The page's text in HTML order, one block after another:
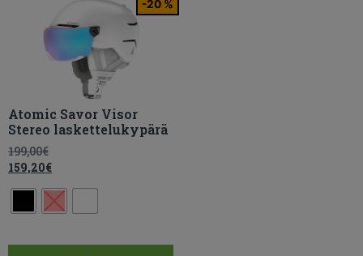
-20 %
Atomic Savor Visor
Stereo laskettelukypärä
199,00€
159,20€